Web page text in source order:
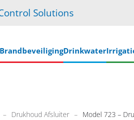
Solutions
BrandbeveiligingDrinkwater
Drukhoud Afsluiter Model 723 –